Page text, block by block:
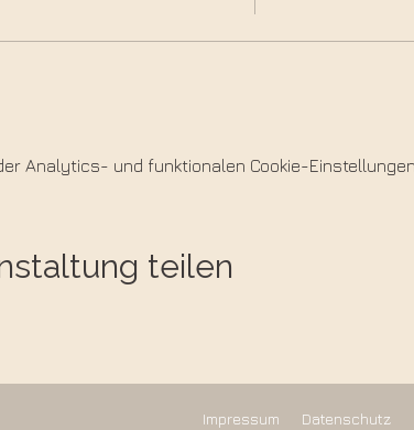
Analytics- und funktionalen Cookie-
teilen
Impressum Datenschutz